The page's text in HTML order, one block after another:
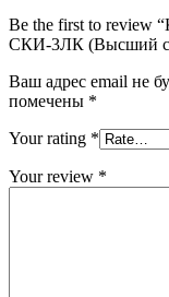
Be the first to review
СКИ-3ЛК (Высший
Ваш адрес email не
помечены *
Your rating *
Your review *